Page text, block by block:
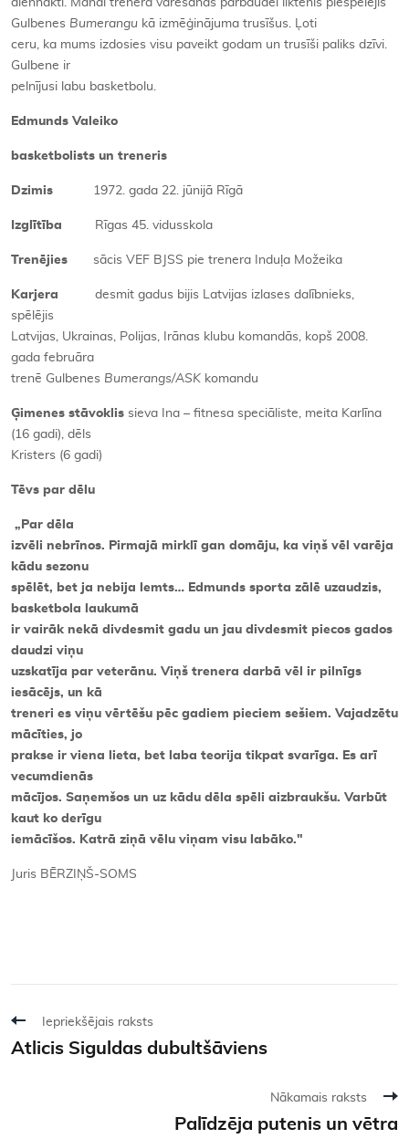
Gulbenes Bumerangu kā izmēģinājuma trusīšus. Ļoti
ceru, ka mums izdosies visu paveikt godam un trusīši paliks dzīvi.
Gulbene ir
pelnījusi labu basketbolu.
Edmunds Valeiko
basketbolists un treneris
Dzimis 1972. gada 22. jūnijā Rīgā
Izglītība Rīgas 45. vidusskola
Trenējies sācis VEF BJSS pie trenera Induļa Možeika
Karjera desmit gadus bijis Latvijas izlases dalībnieks,
spēlējis
Latvijas, Ukrainas, Polijas, Irānas klubu komandās, kopš 2008.
gada februāra
trenē Gulbenes Bumerangs/ASK komandu
Ģimenes stāvoklis sieva Ina – fitnesa speciāliste, meita Karlīna
(16 gadi), dēls
Kristers (6 gadi)
Tēvs par dēlu
„ Par dēla
izvēli nebrīnos. Pirmajā mirklī gan domāju, ka viņš vēl varēja
kādu sezonu
spēlēt, bet ja nebija lemts… Edmunds sporta zālē uzaudzis,
basketbola laukumā
ir vairāk nekā divdesmit gadu un jau divdesmit piecos gados
daudzi viņu
uzskatīja par veterānu. Viņš trenera darbā vēl ir pilnīgs
iesācējs, un kā
treneri es viņu vērtēšu pēc gadiem pieciem sešiem. Vajadzētu
mācīties, jo
prakse ir viena lieta, bet laba teorija tikpat svarīga. Es arī
vecumdienās
mācījos. Saņemšos un uz kādu dēla spēli aizbraukšu. Varbūt
kaut ko derīgu
iemācīšos. Katrā ziņā vēlu viņam visu labāko."
Juris BĒRZIŅŠ-SOMS
Iepriekšējais raksts
Atlicis Siguldas dubultšāviens
Nākamais raksts
Palīdzēja putenis un vētra